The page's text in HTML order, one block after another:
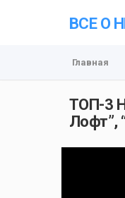
ВСЕ О
Главная
ТОП-3
Лофт”,